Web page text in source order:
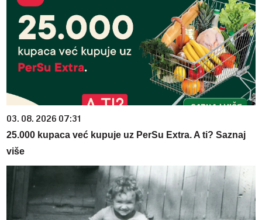
03. 08. 2026 07:31
25.000 kupaca već kupuje uz PerSu Extra. A ti? Saznaj
više